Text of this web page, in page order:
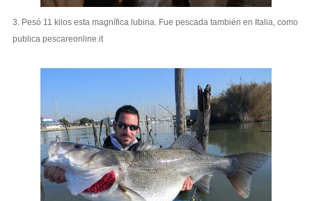
3. Pesó 11 kilos esta magnífica lubina. Fue pescada también en Italia, como
publica pescareonline.it